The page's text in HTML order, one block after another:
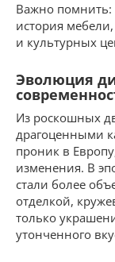
Важно помнить:
история
и культурных
Эволюция
Из роскошных
драгоценными
проник в
изменения. В
стали более
отделкой,
только
утонченного